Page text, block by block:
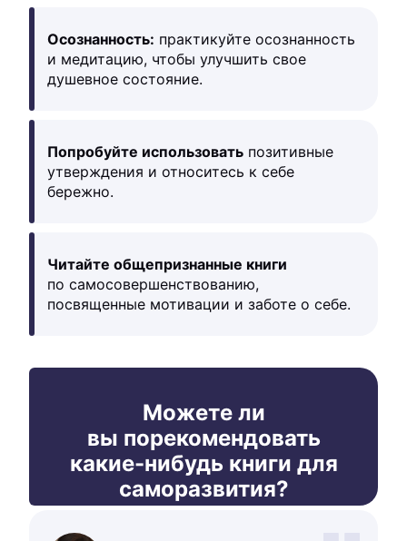
Осознанность: практикуйте осознанность
и медитацию, чтобы улучшить свое
душевное состояние.
Попробуйте использовать позитивные
утверждения и относитесь к себе
бережно.
Читайте общепризнанные книги
по самосовершенствованию,
посвященные мотивации и заботе о себе.
Можете ли
вы порекомендовать
какие-нибудь книги для
саморазвития?